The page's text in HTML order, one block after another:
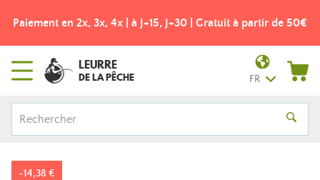
Paiement en 2x, 3x, 4x | à J+15, J+30 | Gratuit à partir de 50€
LEURRE
DE LA PÊCHE FR
-14,38 €